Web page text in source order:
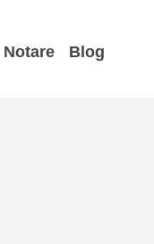
Notare Blog